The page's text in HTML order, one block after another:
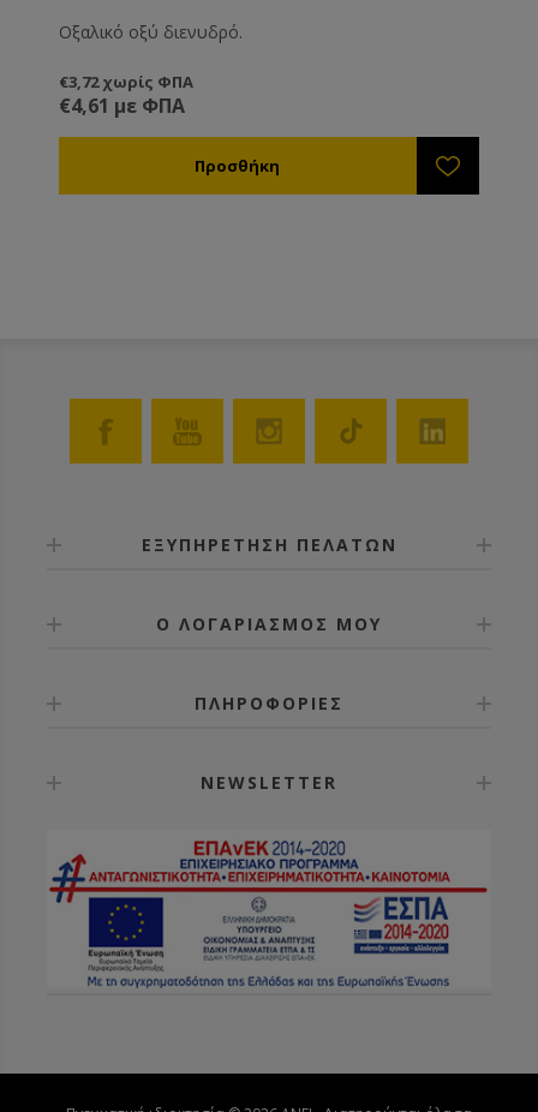
Οξαλικό οξύ διενυδρό.
€3,72 χωρίς ΦΠΑ
€4,61 με ΦΠΑ
ΕΞΥΠΗΡΕΤΗΣΗ ΠΕΛΑΤΩΝ
Ο ΛΟΓΑΡΙΑΣΜΟΣ ΜΟΥ
ΠΛΗΡΟΦΟΡΙΕΣ
NEWSLETTER